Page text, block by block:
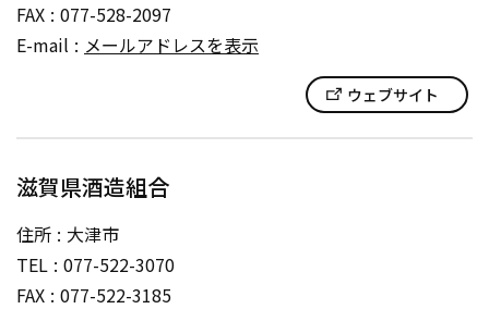
FAX 077-528-2097
E-mail
メールアドレスを表示
ウェブサイト
滋賀県酒造組合
住所
大津市
TEL 077-522-3070
FAX 077-522-3185